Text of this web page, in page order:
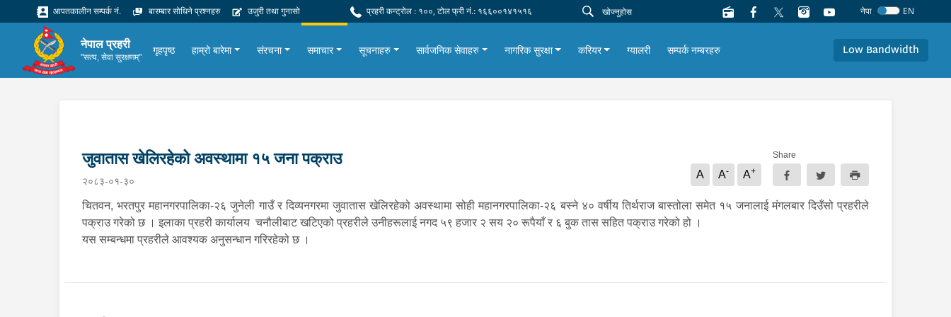
आपतकालीन सम्पर्क नं. बारम्बार सोधिने प्रश्नहरु उजुरी तथा गुनासो प्रहरी कन्ट्रोल : १००, टोल फ्री नं.: १६६००१४१५१६ नेपा EN
नेपाल प्रहरी
"सत्य, सेवा सुरक्षणम्"
गृहपृष्ठ हाम्रो बारेमा संरचना समाचार सूचनाहरु सार्वजनिक सेवाहरु नागरिक सुरक्षा करियर ग्यालरी सम्पर्क नम्बरहरु Low Bandwidth
जुवातास खेलिरहेको अवस्थामा १५ जना पक्राउ
२०८३-०१-३०
A A- A+
Share
चितवन, भरतपुर महानगरपालिका-२६ जुनेली गाउँ र दिव्यनगरमा जुवातास खेलिरहेको अवस्थामा सोही महानगरपालिका-२६ बस्ने ४० वर्षीय तिर्थराज बास्तोला समेत १५ जनालाई मंगलबार दिउँसो प्रहरीले
पक्राउ गरेको छ । इलाका प्रहरी कार्यालय चनौलीबाट खटिएको प्रहरीले उनीहरूलाई नगद ५९ हजार २ सय २० रूपैयाँ र ६ बुक तास सहित पक्राउ गरेको हो ।
यस सम्बन्धमा प्रहरीले आवश्‍यक अनुसन्धान गरिरहेको छ ।